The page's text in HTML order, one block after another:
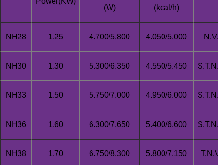
(W)
(kcal/h)
NH28 1.25 4.700/5.800 4.050/5.000
NH30 1.30 5.300/6.350 4.550/5.450
NH33 1.50 5.750/7.000 4.950/6.000
NH36 1.60 6.300/7.650 5.400/6.600
NH38 1.70 6.750/8.300 5.800/7.150